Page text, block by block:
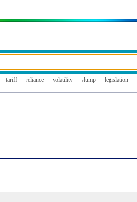
tariff reliance volatility slump legislation